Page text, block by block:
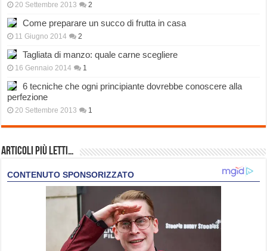
20 Settembre 2013 2
Come preparare un succo di frutta in casa
11 Giugno 2014 2
Tagliata di manzo: quale carne scegliere
16 Gennaio 2014 1
6 tecniche che ogni principiante dovrebbe conoscere alla
perfezione
20 Settembre 2013 1
Articoli più Letti…